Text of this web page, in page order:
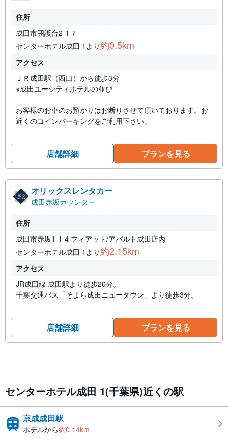
住所
成田市囲護台2-1-7
センターホテル成田 1より約0.5km
アクセス
ＪＲ成田駅（西口）から徒歩3分
※成田ユーシティホテルの並び
お客様のお車のお預かりはお断りさせて頂いております。お
近くのコインパーキングをご利用下さい。
店舗詳細 プランを見る
オリックスレンタカー
成田赤坂カウンター
住所
成田市赤坂1-1-4 フィアット/アバルト成田店内
センターホテル成田 1より約2.15km
アクセス
JR成田線 成田駅より徒歩20分。
千葉交通バス「そよら成田ニュータウン」より徒歩3分。
店舗詳細 プランを見る
センターホテル成田 1(千葉県)近くの駅
京成成田駅
ホテルから約0.14km